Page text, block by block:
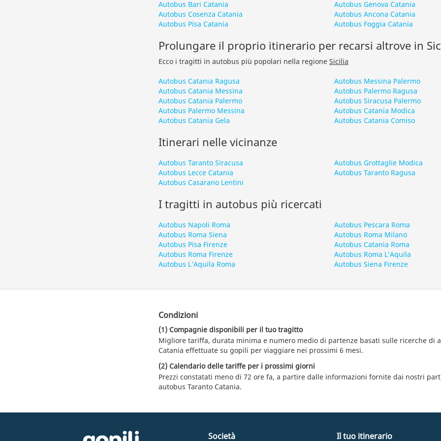
Autobus Bari Catania
Autobus Cosenza Catania
Autobus Pisa Catania
Autobus Genova Catania
Autobus Ancona Catania
Autobus Foggia Catania
Prolungare il proprio itinerario per recarsi altrove in
Ecco i tragitti in autobus più popolari nella regione Sicilia
Autobus Catania Ragusa
Autobus Catania Messina
Autobus Catania Palermo
Autobus Palermo Messina
Autobus Catania Gela
Autobus Messina Palermo
Autobus Palermo Ragusa
Autobus Siracusa Palermo
Autobus Catania Modica
Autobus Catania Comiso
Itinerari nelle vicinanze
Autobus Taranto Siracusa
Autobus Lecce Catania
Autobus Casarano Lentini
Autobus Grottaglie Modica
Autobus Taranto Ragusa
I tragitti in autobus più ricercati
Autobus Napoli Roma
Autobus Roma Siena
Autobus Pisa Firenze
Autobus Roma Firenze
Autobus L’Aquila Roma
Autobus Pescara Roma
Autobus Roma Milano
Autobus Catania Roma
Autobus Roma L’Aquila
Autobus Siena Firenze
Condizioni
(1) Compagnie disponibili per il tuo tragitto
Migliore tariffa, durata minima e numero medio di partenze basati sulle ricerche di
Catania effettuate su gopili per viaggiare nei prossimi 6 mesi.
(2) Calendario delle tariffe per i prossimi giorni
Prezzi constatati meno di 72 ore fa, a partire dalle informazioni fornite dai nostri
autobus Taranto Catania.
Società Il tuo itinerario